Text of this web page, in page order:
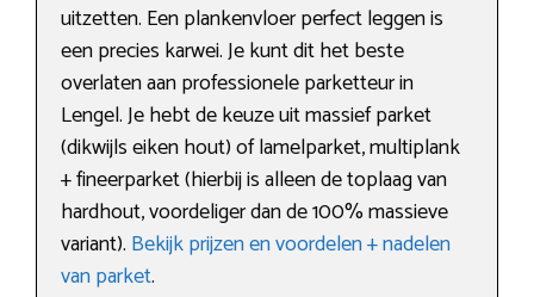
uitzetten. Een plankenvloer perfect leggen is
een precies karwei. Je kunt dit het beste
overlaten aan professionele parketteur in
Lengel. Je hebt de keuze uit massief parket
(dikwijls eiken hout) of lamelparket, multiplank
+ fineerparket (hierbij is alleen de toplaag van
hardhout, voordeliger dan de 100% massieve
variant). Bekijk prijzen en voordelen + nadelen
van parket.